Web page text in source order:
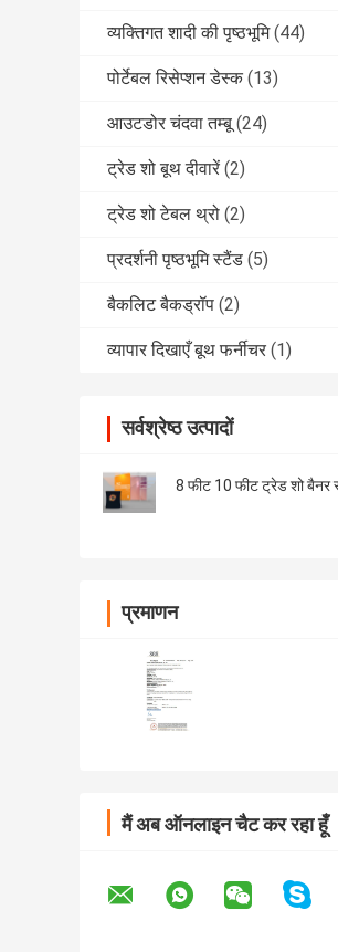
व्यक्तिगत शादी की पृष्ठभूमि (44)
पोर्टेबल रिसेप्शन डेस्क (13)
आउटडोर चंदवा तम्बू (24)
ट्रेड शो बूथ दीवारें (2)
ट्रेड शो टेबल थ्रो (2)
प्रदर्शनी पृष्ठभूमि स्टैंड (5)
बैकलिट बैकड्रॉप (2)
व्यापार दिखाएँ बूथ फर्नीचर (1)
सर्वश्रेष्ठ उत्पादों
8 फीट 10 फीट ट्रेड शो बैनर
प्रमाणन
मैं अब ऑनलाइन चैट कर रहा हूँ